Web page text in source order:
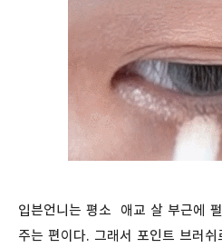
입븐언니는 평소 애교 살 부근에
주는 편이다. 그래서 포인트 브러